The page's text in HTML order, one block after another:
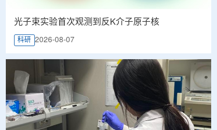
光子束实验首次观测到反K介子原子核
科研 2026-08-07